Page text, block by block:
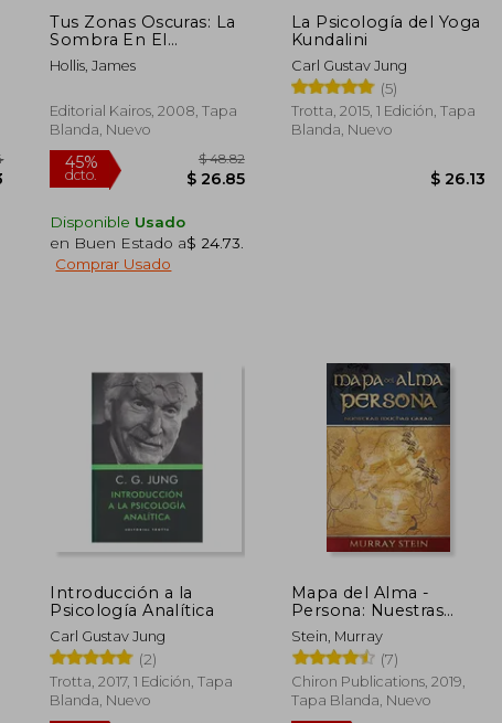
Tus Zonas Oscuras: La
Sombra En El
Individuo, Las
Organizaciones Y La
Hollis, James
Editorial Kairos, 2008, Tapa
Blanda, Nuevo
Disponible Usado
en Buen Estado a$ 24.73
Comprar Usado
La Psicología del Yoga
Kundalini
Carl Gustav Jung
(5)
Trotta, 2015, 1 Edición, Tapa
Blanda, Nuevo
Introducción a la
Psicología Analítica
Carl Gustav Jung
(2)
Trotta, 2017, 1 Edición, Tapa
Blanda, Nuevo
Mapa del Alma -
Persona: Nuestras
Muchas Caras [Map of
the Soul: Persona -
Spanish Edition]
Stein, Murray
(7)
Chiron Publications, 2019,
Tapa Blanda, Nuevo